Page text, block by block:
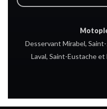
Desservant Mirabel,
Laval, Saint-Eustache